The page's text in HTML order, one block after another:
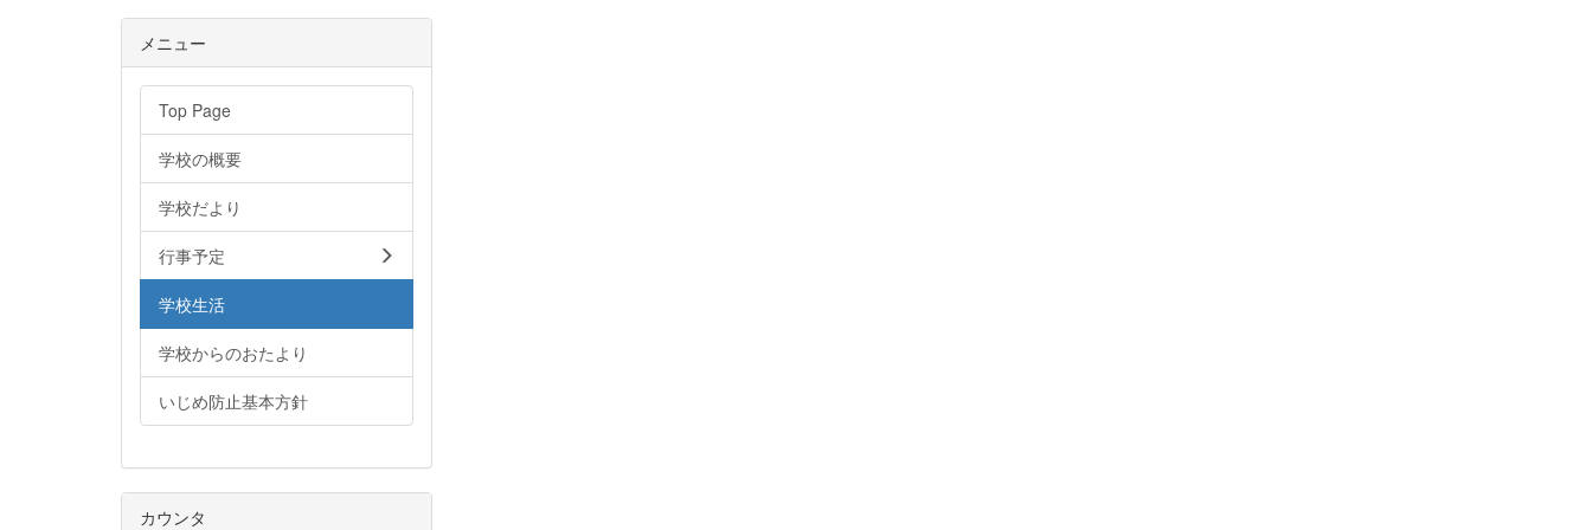
メニュー
Top Page
学校の概要
学校だより
行事予定
学校生活
学校からのおたより
いじめ防止基本方針
カウンタ